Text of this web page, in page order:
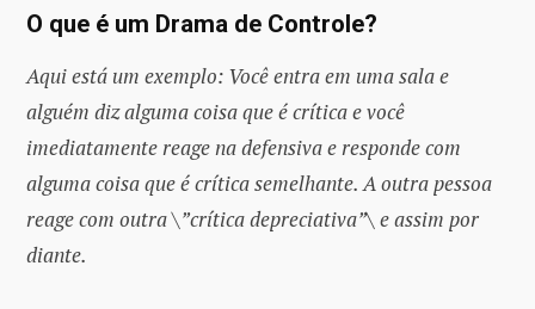
O que é um Drama de Controle?
Aqui está um exemplo: Você entra em uma sala e
alguém diz alguma coisa que é crítica e você
imediatamente reage na defensiva e responde com
alguma coisa que é crítica semelhante. A outra pessoa
reage com outra \”crítica depreciativa”\ e assim por
diante.